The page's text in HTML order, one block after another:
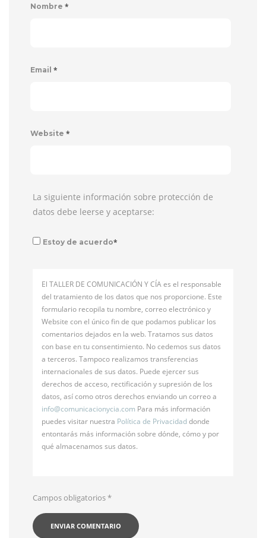
Nombre *
Email *
Website *
La siguiente información sobre protección de
datos debe leerse y aceptarse:
Estoy de acuerdo*
El TALLER DE COMUNICACIÓN Y CÍA es el responsable
del tratamiento de los datos que nos proporcione. Este
formulario recopila tu nombre, correo electrónico y
Website con el único fin de que podamos publicar los
comentarios dejados en la web. Tratamos sus datos
con base en tu consentimiento. No cedemos sus datos
a terceros. Tampoco realizamos transferencias
internacionales de sus datos. Puede ejercer sus
derechos de acceso, rectificación y supresión de los
datos, así como otros derechos enviando un correo a
info@comunicacionycia.com Para más información
puedes visitar nuestra Política de Privacidaddonde
entontarás más información sobre dónde, cómo y por
qué almacenamos sus datos.
Campos obligatorios*